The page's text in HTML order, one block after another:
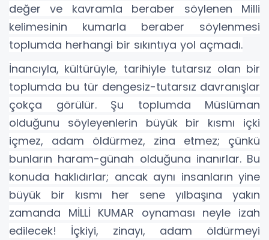
değer ve kavramla beraber söylenen Milli
kelimesinin kumarla beraber söylenmesi
toplumda herhangi bir sıkıntıya yol açmadı.
İnancıyla, kültürüyle, tarihiyle tutarsız olan bir
toplumda bu tür dengesiz-tutarsız davranışlar
çokça görülür. Şu toplumda Müslüman
olduğunu söyleyenlerin büyük bir kısmı içki
içmez, adam öldürmez, zina etmez; çünkü
bunların haram-günah olduğuna inanırlar. Bu
konuda haklıdırlar; ancak aynı insanların yine
büyük bir kısmı her sene yılbaşına yakın
zamanda MİLLİ KUMAR oynaması neyle izah
edilecek! İçkiyi, zinayı, adam öldürmeyi